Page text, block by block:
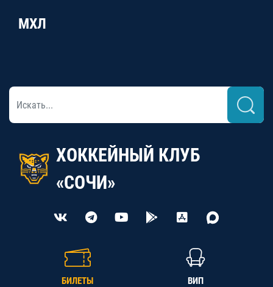
МХЛ
ХОККЕЙНЫЙ КЛУБ
«СОЧИ»
БИЛЕТЫ ВИП